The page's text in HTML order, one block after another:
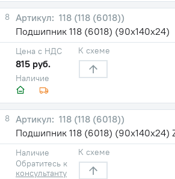
8
118 (118 (6018))
Подшипник 118 (6018) (90х140х24)
Наличие
Цена с НДС
815 руб.
К схеме
8
118 (118 (6018))
Подшипник 118 (6018) (90х140х24)
Наличие
Обратитесь к
консультанту
К схеме